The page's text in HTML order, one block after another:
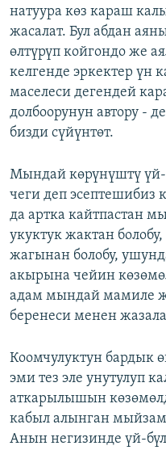
натуура көз караш
жасалат. Бул абдан
өлтүрүп койгондо же
келгенде эркектер үн
маселеси дегендей
долбоорунун автору -
бизди сүйүнтөт.
Мындай көрүнүштү үй-
чеги деп эсептешибиз
да артка кайтпастан
укуктук жактан
жагынан болобу,
акырына чейин
адам мындай мамиле
беренеси менен
Коомчулуктун бардык
эми тез эле унутулуп
аткарылышын
кабыл алынган
Анын негизинде үй-